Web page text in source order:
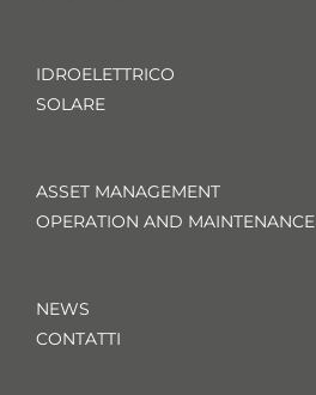
IDROELETTRICO
SOLARE
ASSET MANAGEMENT
OPERATION AND MAINTENANCE
NEWS
CONTATTI